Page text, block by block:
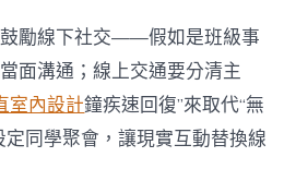
勵線下社交——假如是班級事
面溝通；線上交通要分清主
室內設計鐘疾速回復”來取代“無
定同學聚會，讓現實互動替換線